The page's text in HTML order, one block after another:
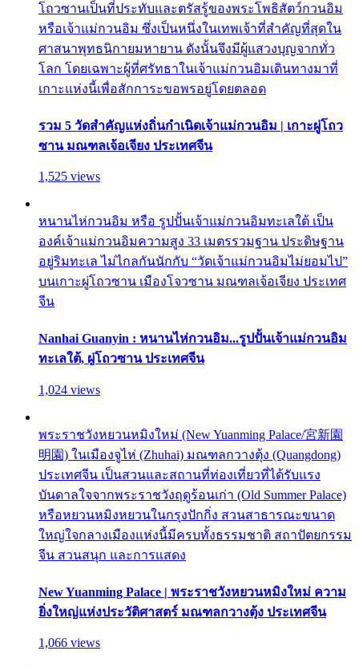
โถวซานเป็นที่ประทับและตรัสรู้ของพระโพธิสัตว์กวนอิม
หรือเจ้าแม่กวนอิม ซึ่งเป็นหนึ่งในเทพเจ้าที่สำคัญที่สุดใน
ศาสนาพุทธนิกายมหายาน ดังนั้นจึงมีผู้แสวงบุญจากทั่ว
โลก โดยเฉพาะผู้ที่ศรัทธาในเจ้าแม่กวนอิมเดินทางมาที่
เกาะแห่งนี้เพื่อสักการะขอพรอยู่โดยตลอด
รวม 5 วัดสำคัญแห่งถิ่นกำเนิดเจ้าแม่กวนอิม | เกาะผู่โถว
ซาน มณฑลเจ้อเจียง ประเทศจีน
1,525 views
หนานไห่กวนอิม หรือ รูปปั้นเจ้าแม่กวนอิมทะเลใต้ เป็น
องค์เจ้าแม่กวนอิมความสูง 33 เมตรรวมฐาน ประดิษฐาน
อยู่ริมทะเล ไม่ไกลกันนักกับ “วัดเจ้าแม่กวนอิมไม่ยอมไป”
บนเกาะผู่โถวซาน เมืองโจวซาน มณฑลเจ้อเจียง ประเทศ
จีน
Nanhai Guanyin : หนานไห่กวนอิม...รูปปั้นเจ้าแม่กวนอิม
ทะเลใต้, ผู่โถวซาน ประเทศจีน
1,024 views
พระราชวังหยวนหมิงใหม่ (New Yuanming Palace/宮新園
明園) ในเมืองจูไห่ (Zhuhai) มณฑลกวางตุ้ง (Quangdong)
ประเทศจีน เป็นสวนและสถานที่ท่องเที่ยวที่ได้รับแรง
บันดาลใจจากพระราชวังฤดูร้อนเก่า (Old Summer Palace)
หรือหยวนหมิงหยวนในกรุงปักกิ่ง สวนสาธารณะขนาด
ใหญ่ใจกลางเมืองแห่งนี้มีครบทั้งธรรมชาติ สถาปัตยกรรม
จีน สวนสนุก และการแสดง
New Yuanming Palace | พระราชวังหยวนหมิงใหม่ ความ
ยิ่งใหญ่แห่งประวัติศาสตร์ มณฑลกวางตุ้ง ประเทศจีน
1,066 views